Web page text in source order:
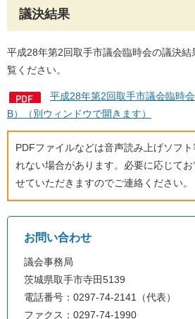
議決結果
平成28年第2回取手市議会臨時会の議決
覧ください。
平成28年第2回取手市議会臨時
B）（別ウィンドウで開きます）
PDFファイルなどは音声読み上げソフ
れない場合があります。必要に応じて
せていただきますのでご連絡ください。
お問い合わせ
議会事務局
茨城県取手市寺田5139
電話番号：0297-74-2141（代表）
ファクス：0297-74-1990